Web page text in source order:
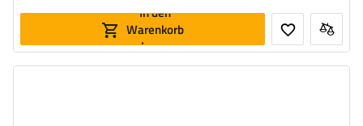
In den
Warenkorb
legen